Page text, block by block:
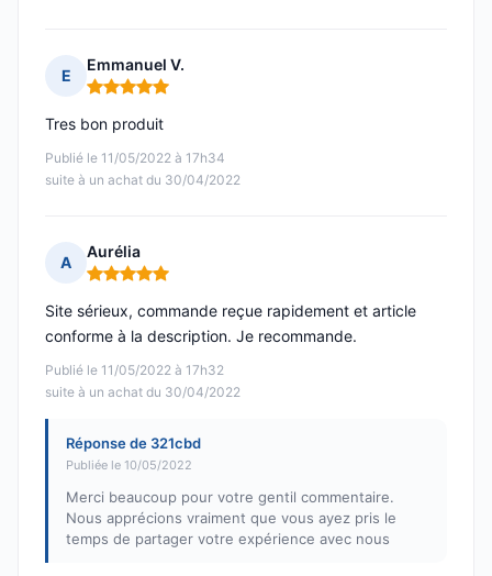
E
Emmanuel V.
Note : 5 sur 5
Publié le 11/05/2022 à 17h34
suite à un achat du 30/04/2022
Tres bon produit
A
Aurélia
Note : 5 sur 5
Publié le 11/05/2022 à 17h32
suite à un achat du 30/04/2022
Site sérieux, commande reçue rapidement et article
conforme à la description. Je recommande.
Réponse de 321cbd
Publiée le 10/05/2022
Merci beaucoup pour votre gentil commentaire.
Nous apprécions vraiment que vous ayez pris le
temps de partager votre expérience avec nous